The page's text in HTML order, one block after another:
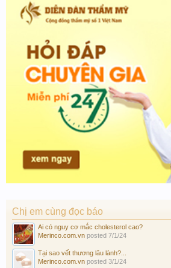
Chị em cùng đọc báo
Ai có nguy cơ mắc cholesterol cao?
Merinco.com.vn posted 7/1/24
Tại sao vết thương lâu lành?...
Merinco.com.vn posted 3/1/24